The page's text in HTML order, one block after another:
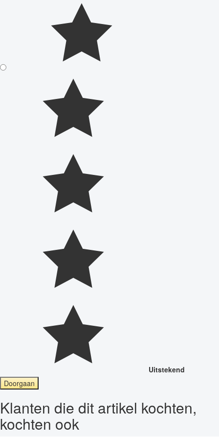
Uitstekend
Doorgaan
Klanten die dit artikel kochten,
kochten ook